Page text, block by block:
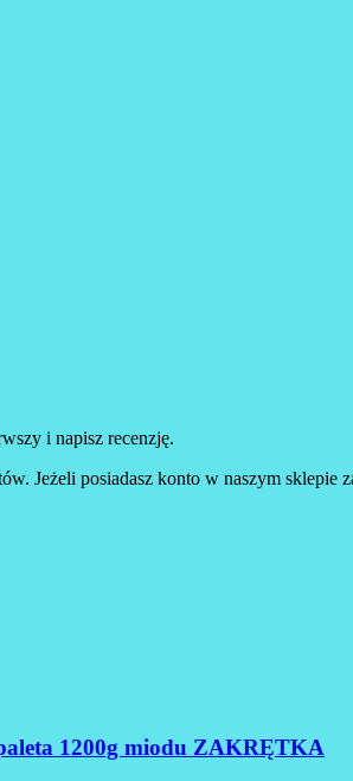
i napisz recenzję.
Jeżeli posiadasz konto w naszym sklepie
1200g miodu ZAKRĘTKA